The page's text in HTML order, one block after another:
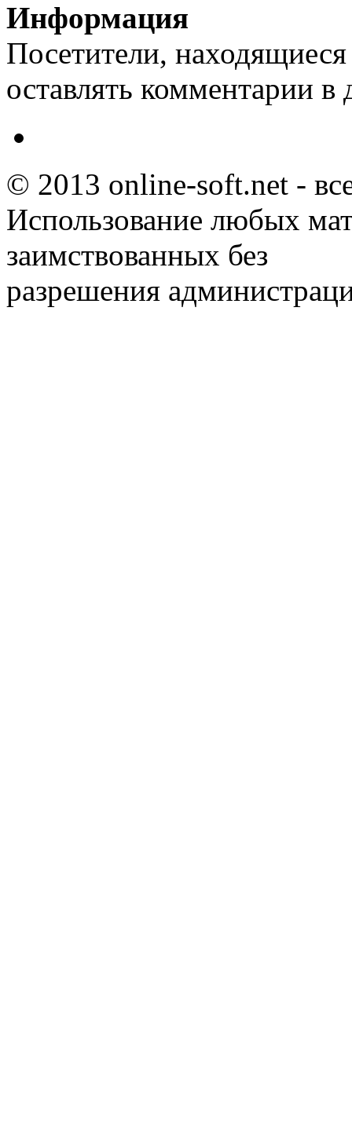
Информация
Посетители,
оставлять комментарии в
© 2013 online-soft.net -
Использование любых
заимствованных без
разрешения